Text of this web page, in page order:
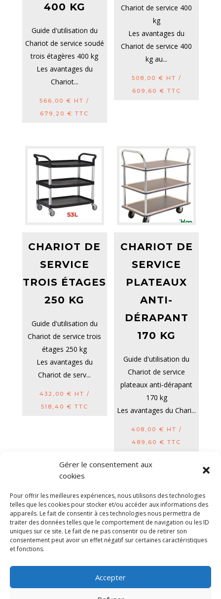
Gérer le consentement aux
cookies
Pour offrir les meilleures expériences, nous utilisons des technologies
telles que les cookies pour stocker et/ou accéder aux informations des
appareils. Le fait de consentir à ces technologies nous permettra de
traiter des données telles que le comportement de navigation ou les ID
uniques sur ce site. Le fait de ne pas consentir ou de retirer son
consentement peut avoir un effet négatif sur certaines caractéristiques
et fonctions.
Accepter
400 KG
Guide d'utilisation du
Chariot de service soudé
trois étagères 400 kg
Les avantages du
Chariot...
566,00€ HT /
679,20€ TTC
Chariot de service 400
kg
Les avantages du
Chariot de service 400
kg au...
508,00 € HT /
609,60 € TTC
CHARIOT DE
SERVICE
TROIS ÉTAGES
250 KG
Guide d'utilisation du
Chariot de service trois
étages 250 kg
Les avantages du
Chariot de serv...
432,00 € HT /
518,40 € TTC
CHARIOT DE
SERVICE
PLATEAUX
ANTI-
DÉRAPANT
170 KG
Guide d'utilisation du
Chariot de service
plateaux anti-dérapant
170 kg
Les avantages du Chari...
408,00 € HT /
489,60€ TTC
Diable electrique
Chariot porte panneau
Remorque a bras
CGV
Mentions légales
Politique de confidentialité et protection des
données
Paiement sécurisé
Gérer mes cookies
Nous contacter
© 2025 MNG SORARE. Tous droits réservés. Prix
affichés en euros et hors TVA. Site dédié aux